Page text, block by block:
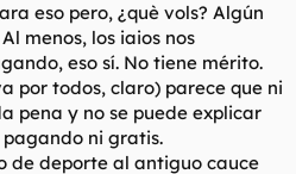
eso pero, ¿què vols? Algún
menos, los iaios nos
eso sí. No tiene mérito.
por todos, claro) parece que ni
pena y no se puede explicar
ni gratis.
de deporte al antiguo cauce